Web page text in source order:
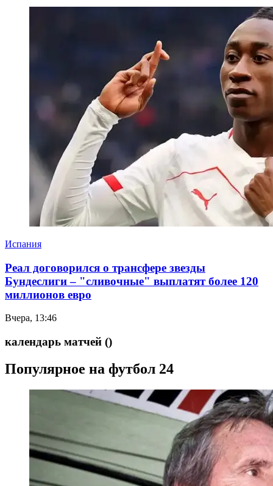
Испания
Реал договорился о трансфере звезды
Бундеслиги – "сливочные" выплатят более 120
миллионов евро
Вчера, 13:46
календарь матчей ()
Популярное на футбол 24